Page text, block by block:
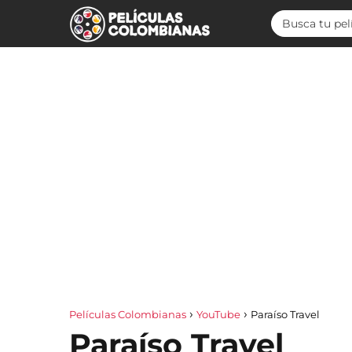
Películas Colombianas YouTube Paraíso Travel
Paraíso Travel